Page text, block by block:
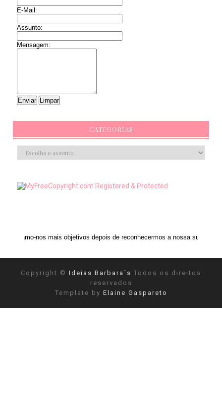
E-Mail:
Assunto:
Mensagem:
CATEGORIAS
mais objetivos depois de reconhecermos a nossa subjetividade." ANAIS
Copyright © Ideias Barbara´s Todos os direitos
reservados
Template by Elaine Gaspareto